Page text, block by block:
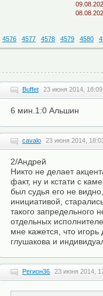
09.08.2026
08.08.2026
4576 4577 4578 4579 4580
Buffet 23 июня 2014, 18:09
6 мин.1:0 Альшин
cavalo 23 июня 2014,
2/Андрей
Никто не делает
факт, ну и кстати с
был судья его не
инициативой,
такого запредельного
отдельных
мне кажется, что
глушакова и
Регион36 23 июня 2014,